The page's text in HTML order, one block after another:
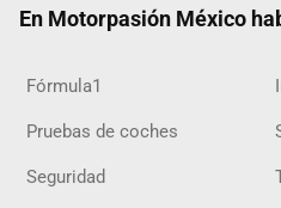
En Motorpasión México
Fórmula1
Pruebas de coches
Seguridad